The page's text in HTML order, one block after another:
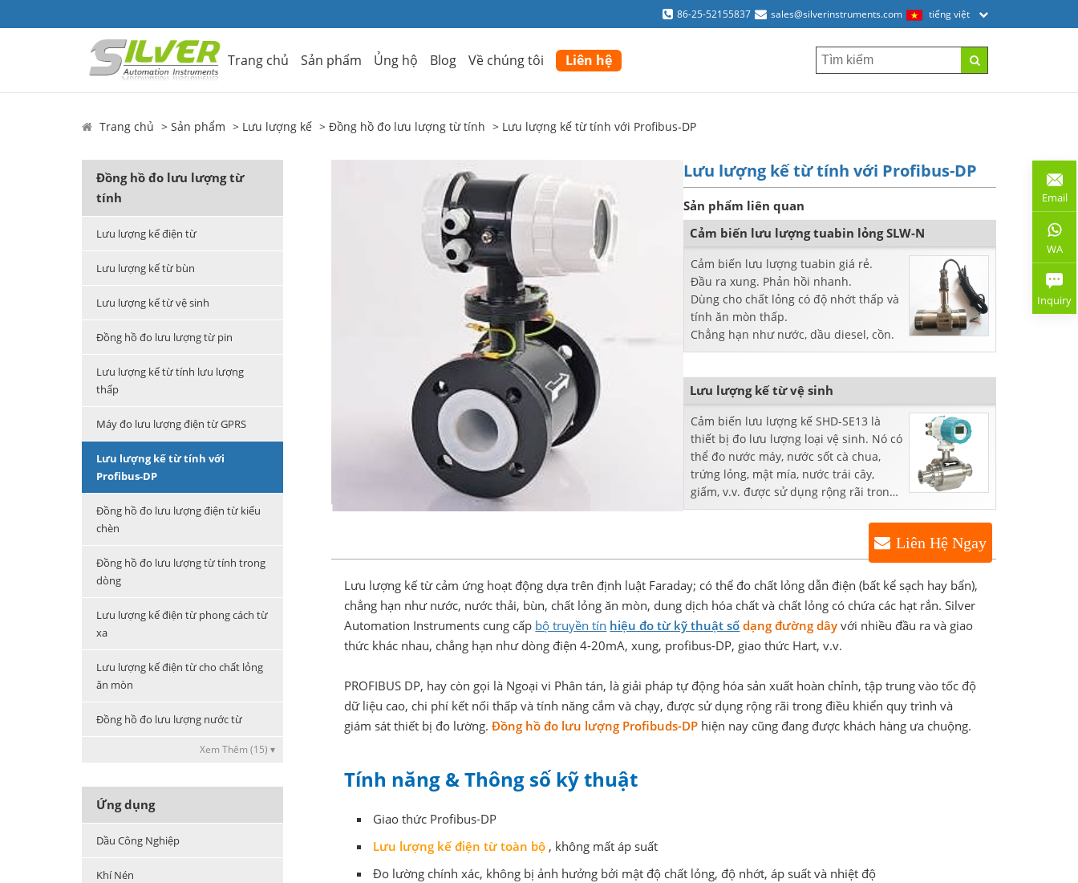
86-25-52155837 sales@silverinstruments.com tiếng việt
Trang chủ Sản phẩm Ủng hộ Blog Về chúng tôi Liên hệ
Trang chủ Sản phẩm Lưu lượng kế Đồng hồ đo lưu lượng từ tính Lưu lượng kế từ tính với Profibus-DP
Đồng hồ đo lưu lượng từ
tính
Lưu lượng kế điện từ
Lưu lượng kế từ bùn
Lưu lượng kế từ vệ sinh
Đồng hồ đo lưu lượng từ pin
Lưu lượng kế từ tính lưu lượng
thấp
Máy đo lưu lượng điện từ GPRS
Lưu lượng kế từ tính với
Profibus-DP
Đồng hồ đo lưu lượng điện từ kiểu
chèn
Đồng hồ đo lưu lượng từ tính trong
dòng
Lưu lượng kế điện từ phong cách từ
xa
Lưu lượng kế điện từ cho chất lỏng
ăn mòn
Đồng hồ đo lưu lượng nước từ
Xem Thêm (15) ▾
Ứng dụng
Dầu Công Nghiệp
Khí Nén
Lưu lượng kế từ tính với Profibus-DP
Sản phẩm liên quan
Cảm biến lưu lượng tuabin lỏng SLW-N
Cảm biến lưu lượng tuabin giá rẻ.
Đầu ra xung. Phản hồi nhanh.
Dùng chochất lỏng có độ nhớt thấp và
tính ăn mòn thấp.
Chẳng hạn như nước, dầu diesel, cồn.
Lưu lượng kế từ vệ sinh
Cảm biến lưu lượng kế SHD-SE13 là
thiết bị đo lưu lượng loại vệ sinh. Nó có
thể đo nước máy, nước sốt cà chua,
trứng lỏng, mật mía, nước trái cây,
giấm, v.v. được sử dụng rộng rãi trong
các ngành chế biến thực phẩm, bia và
Liên Hệ Ngay
Lưu lượng kế từ cảm ứng hoạt động dựa trên định luật Faraday; có thể đo chất lỏng dẫn điện (bất kể sạch hay bẩn),
chẳng hạn như nước, nước thải, bùn, chất lỏng ăn mòn, dung dịch hóa chất và chất lỏng có chứa các hạt rắn. Silver
Automation Instruments cung cấp bộ truyền tín hiệu đo từ kỹ thuật số dạng đường dây với nhiều đầu ra và giao
thức khác nhau, chẳng hạn như dòng điện 4-20mA, xung, profibus-DP, giao thức Hart, v.v.
PROFIBUS DP, hay còn gọi là Ngoại vi Phân tán, là giải pháp tự động hóa sản xuất hoàn chỉnh, tập trung vào tốc độ
dữ liệu cao, chi phí kết nối thấp và tính năng cắm và chạy, được sử dụng rộng rãi trong điều khiển quy trình và
giám sát thiết bị đo lường.Đồng hồ đo lưu lượng Profibuds-DP hiện nay cũng đang được khách hàng ưa chuộng.
Tính năng & Thông số kỹ thuật
Giao thức Profibus-DP
Lưu lượng kế điện từ toàn bộ, không mất áp suất
Đo lường chính xác, không bị ảnh hưởng bởi mật độ chất lỏng, độ nhớt, áp suất và nhiệt độ
Email
WA
Inquiry